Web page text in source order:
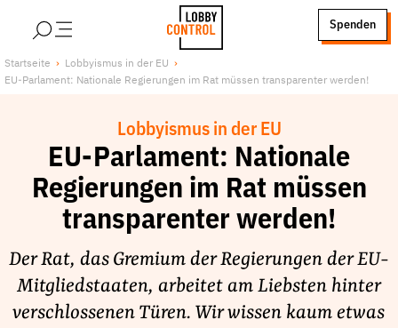
LobbyControl
StartSeite
Spenden
Über uns
Finanzierung
Jobs
Publikationen und Material
Lobbykritische Stadtführungen
Unsere Schwerpunkte
Lobbykontrolle und Regeln
Lobbyismus und Klima
Startseite
Lobbyismus in der EU
EU-Parlament: Nationale Regierungen im Rat müssen transparenter werden!
Lobbyismus in der EU
EU-Parlament: Nationale
Regierungen im Rat müssen
transparenter werden!
Der Rat, das Gremium der Regierungen der EU-
Mitgliedstaaten, arbeitet am Liebsten hinter
verschlossenen Türen. Wir wissen kaum etwas